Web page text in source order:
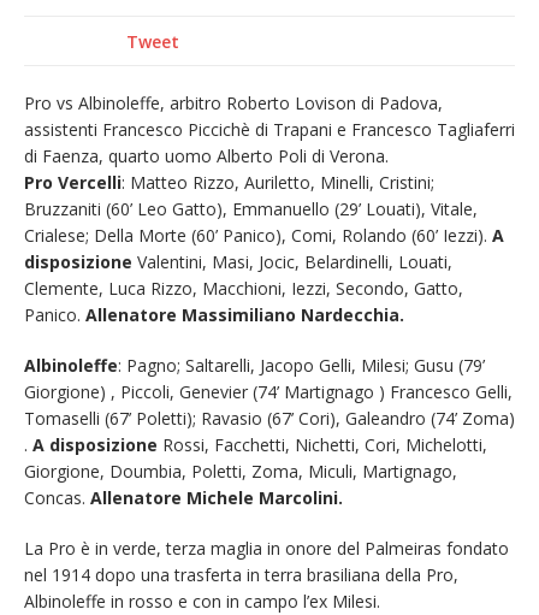
Tweet
Pro vs Albinoleffe, arbitro Roberto Lovison di Padova,
assistenti Francesco Piccichè di Trapani e Francesco Tagliaferri
di Faenza, quarto uomo Alberto Poli di Verona.
Pro Vercelli: Matteo Rizzo, Auriletto, Minelli, Cristini;
Bruzzaniti (60’ Leo Gatto), Emmanuello (29’ Louati), Vitale,
Crialese; Della Morte (60’ Panico), Comi, Rolando (60’ Iezzi). A
disposizione Valentini, Masi, Jocic, Belardinelli, Louati,
Clemente, Luca Rizzo, Macchioni, Iezzi, Secondo, Gatto,
Panico. Allenatore Massimiliano Nardecchia.
Albinoleffe: Pagno; Saltarelli, Jacopo Gelli, Milesi; Gusu (79’
Giorgione) , Piccoli, Genevier (74’ Martignago ) Francesco Gelli,
Tomaselli (67’ Poletti); Ravasio (67’ Cori), Galeandro (74’ Zoma)
. A disposizione Rossi, Facchetti, Nichetti, Cori, Michelotti,
Giorgione, Doumbia, Poletti, Zoma, Miculi, Martignago,
Concas. Allenatore Michele Marcolini.
La Pro è in verde, terza maglia in onore del Palmeiras fondato
nel 1914 dopo una trasferta in terra brasiliana della Pro,
Albinoleffe in rosso e con in campo l’ex Milesi.